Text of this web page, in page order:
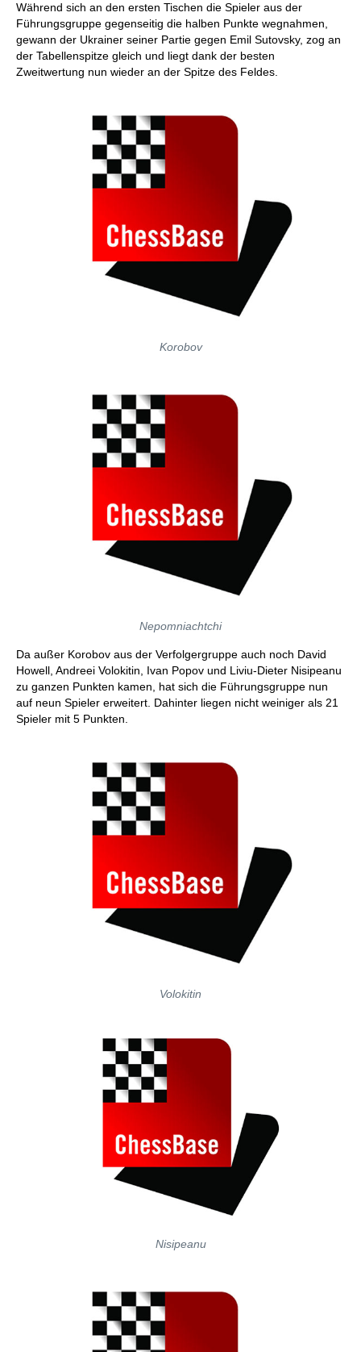
Während sich an den ersten Tischen die Spieler aus der
Führungsgruppe gegenseitig die halben Punkte wegnahmen,
gewann der Ukrainer seiner Partie gegen Emil Sutovsky, zog an
der Tabellenspitze gleich und liegt dank der besten
Zweitwertung nun wieder an der Spitze des Feldes.
Korobov
Nepomniachtchi
Da außer Korobov aus der Verfolgergruppe auch noch David
Howell, Andreei Volokitin, Ivan Popov und Liviu-Dieter Nisipeanu
zu ganzen Punkten kamen, hat sich die Führungsgruppe nun
auf neun Spieler erweitert. Dahinter liegen nicht weiniger als 21
Spieler mit 5 Punkten.
Volokitin
Nisipeanu